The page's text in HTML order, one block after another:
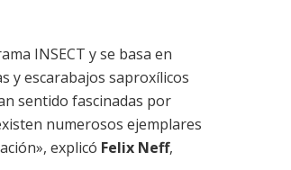
INSECT y se basa en
y escarabajos saproxílicos
sentido fascinadas por
numerosos ejemplares
explicó Felix Neff,